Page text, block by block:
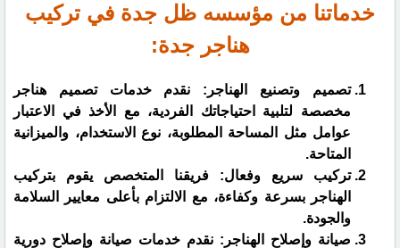
خدماتنا من مؤسسه ظل جدة في تركيب
هناجر جدة:
تصميم وتصنيع الهناجر: نقدم خدمات تصميم هناجر
مخصصة لتلبية احتياجاتك الفردية، مع الأخذ في الاعتبار
عوامل مثل المساحة المطلوبة، نوع الاستخدام، والميزانية
المتاحة.
تركيب سريع وفعال: فريقنا المتخصص يقوم بتركيب
الهناجر بسرعة وكفاءة، مع الالتزام بأعلى معايير السلامة
والجودة.
صيانة وإصلاح الهناجر: نقدم خدمات صيانة وإصلاح دورية